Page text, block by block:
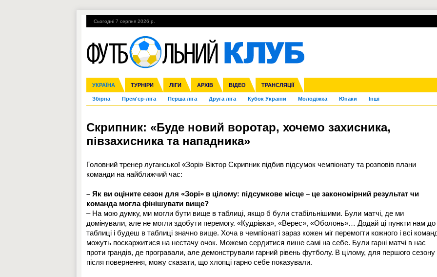
Сьогодні 7 серпня 2026 р.
УКРАЇНА ТУРНІРИ ЛІГИ АРХІВ ВІДЕО ТРАНСЛЯЦІЇ
Збірна Прем'єр-ліга Перша ліга Друга ліга Кубок України Молодіжка Юнаки Інші
Ліга чемпіонів Ліга Європи Міжнародні Ліга націй Ліга конференцій
Англія Іспанія Італія Німеччина Франція Інші
ЧС-2014 ЄВРО-2016 Росія Кубок конфедерацій ЧЄ-2015 (U-21)
Гарячі теми УПЛ, 1-й тур ВІЙНА УПЛ-ПЕРЕХОДИ
Скрипник: «Буде новий воротар, хочемо захисника,
півзахисника та нападника»
Головний тренер луганської «Зорі» Віктор Скрипник підбив підсумок чемпіонату та розповів плани
команди на найближчий час:
– Як ви оціните сезон для «Зорі» в цілому: підсумкове місце – це закономірний результат чи
команда могла фінішувати вище?
– На мою думку, ми могли бути вище в таблиці, якщо б були стабільнішими. Були матчі, де ми
домінували, але не могли здобути перемогу. «Кудрівка», «Верес», «Оболонь»… Додай ці пункти нам до
таблиці і будеш в таблиці значно вище. Хоча в чемпіонаті зараз кожен міг перемогти кожного і всі
можуть поскаржитися на нестачу очок. Можемо сердитися лише самі на себе. Були гарні матчі в нас
проти грандів, де програвали, але демонстрували гарний рівень футболу. В цілому, для першого сезону
після повернення, можу сказати, що хлопці гарно себе показували.